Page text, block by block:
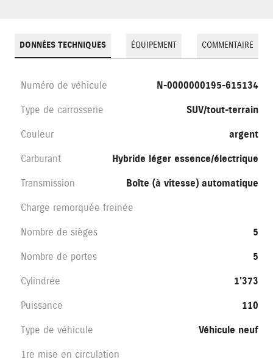
DONNÉES TECHNIQUES ÉQUIPEMENT COMMENTAIRE
Numéro de véhicule
N-0000000195-615134
Type de carrosserie
SUV/tout-terrain
Couleur
argent
Carburant
Hybride léger essence/électrique
Transmission
Boîte (à vitesse) automatique
Charge remorquée freinée
Nombre de sièges
5
Nombre de portes
5
Cylindrée
1'373
Puissance
110
Type de véhicule
Véhicule neuf
1re mise en circulation